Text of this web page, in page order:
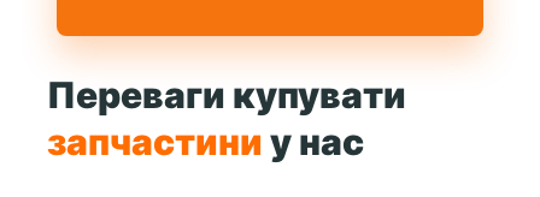
Переваги купувати
запчастиниу нас